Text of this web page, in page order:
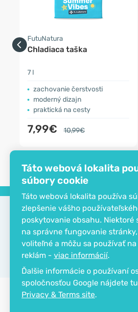
Táto webová lokalita
súbory cookie
Táto webová lokalita používa
zlepšenie vášho
poskytovanie obsahu.
na správne fungovanie
voliteľné a môžu sa používať
reklám - viac informácií.
Ďalšie informácie o používaní
spoločnosťou Google nájdete
Privacy & Terms site.
FutuNatura
Chladiaca taška
7 l
zachovanie čerstvosti
moderný dizajn
praktická na cesty
7,99€ 10,99€
Spoločnosť
EKO certifikát
Kontakt
O spoločnosti